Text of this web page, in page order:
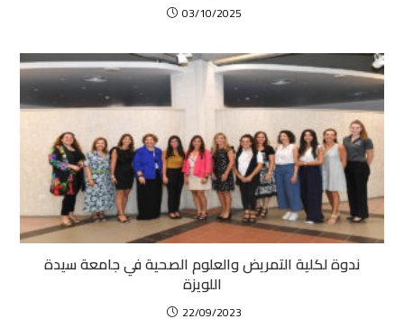
03/10/2025
ندوة لكلية التمريض والعلوم الصحية في جامعة سيدة
اللويزة
22/09/2023